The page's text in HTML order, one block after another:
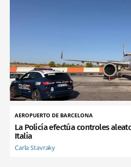
AEROPUERTO DE BARCELONA
La Policía efectúa controles
Italia
Carla Stavraky